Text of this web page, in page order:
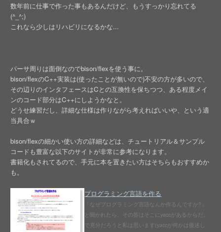
数年前に仕事で作った事もあるんだけど、もうすっかり忘れてる
(^_^;)
これなら少しはリハビリになるかな...
パーサ周りは面倒なのでbison/flexを使う事に。
bison/flexのC++実装は(使ったことが無いので)不安の方が多いので、
その辺りのインタフェースはCとの互換性を保ちつつ、ある程度メイ
ンのコード部分はC++にしようかなと。
どうせ練習だし、詳細な仕様は作りながら考えればいいや、という適
当具合ｗ
bison/flexの細かい使い方の詳細などは、チュートリアル＆サンプル
コードも豊富な以下のサイトが非常に参考になります。
書籍化もされてるので、手元に本を置きたい方はそちらもおすすめか
も。
プログラミング言語を作る
「なぜプログラミング言語なんか作るんですか?」
と聞かれたら、その答はそこにyaccがあるからだ。
で充分だろうと私は思います(yaccが何かは後述し